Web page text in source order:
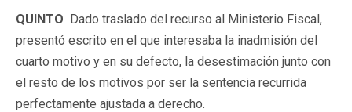
QUINTO Dado traslado del recurso al Ministerio Fiscal,
presentó escrito en el que interesaba la inadmisión del
cuarto motivo y en su defecto, la desestimación junto con
el resto de los motivos por ser la sentencia recurrida
perfectamente ajustada a derecho.